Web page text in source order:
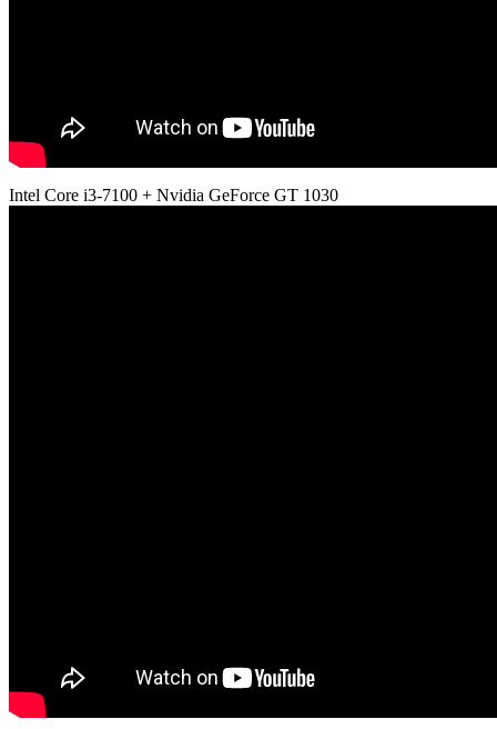
Intel Core i3-7100 + Nvidia GeForce GT 1030